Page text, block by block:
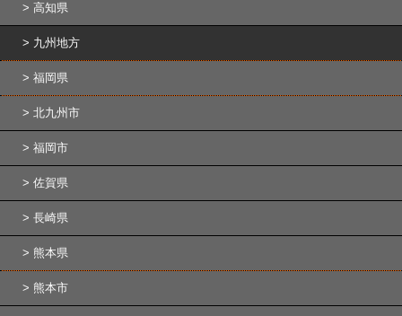
高知県
九州地方
福岡県
北九州市
福岡市
佐賀県
長崎県
熊本県
熊本市